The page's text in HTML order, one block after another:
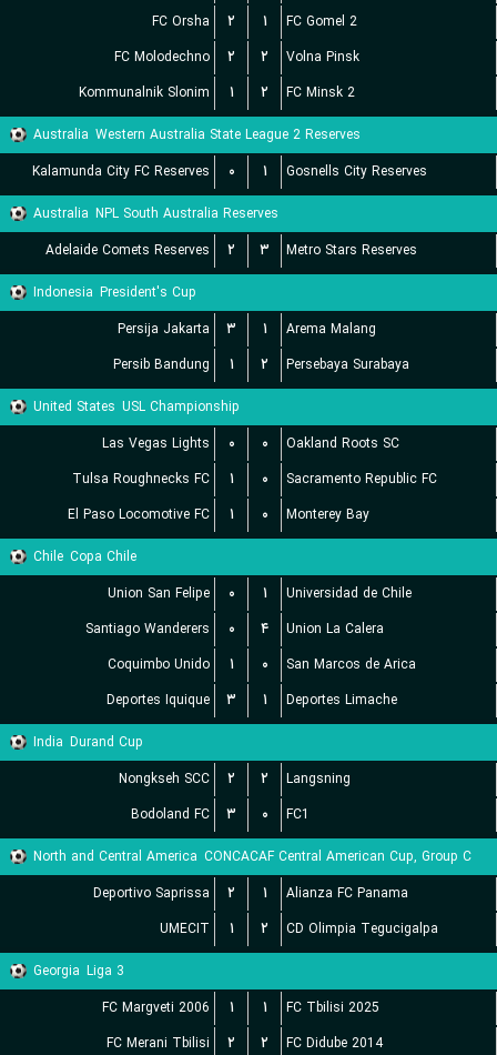
FC Orsha
۲ ۱
FC Gomel 2
FC Molodechno
۲ ۲
Volna Pinsk
Kommunalnik Slonim
۱ ۲
FC Minsk 2
Australia Western Australia State League 2 Reserves
Kalamunda City FC Reserves
۰ ۱
Gosnells City Reserves
Australia NPL South Australia Reserves
Adelaide Comets Reserves
۲ ۳
Metro Stars Reserves
Indonesia President's Cup
Persija Jakarta
۳ ۱
Arema Malang
Persib Bandung
۱ ۲
Persebaya Surabaya
United States USL Championship
Las Vegas Lights
۰ ۰
Oakland Roots SC
Tulsa Roughnecks FC
۱ ۰
Sacramento Republic FC
El Paso Locomotive FC
۱ ۰
Monterey Bay
Chile Copa Chile
Union San Felipe
۰ ۱
Universidad de Chile
Santiago Wanderers
۰ ۴
Union La Calera
Coquimbo Unido
۱ ۰
San Marcos de Arica
Deportes Iquique
۳ ۱
Deportes Limache
India Durand Cup
Nongkseh SCC
۲ ۲
Langsning
Bodoland FC
۳ ۰
FC1
North and Central America CONCACAF Central American Cup, Group C
Deportivo Saprissa
۲ ۱
Alianza FC Panama
UMECIT
۱ ۲
CD Olimpia Tegucigalpa
Georgia Liga 3
FC Margveti 2006
۱ ۱
FC Tbilisi 2025
FC Merani Tbilisi
۲ ۲
FC Didube 2014